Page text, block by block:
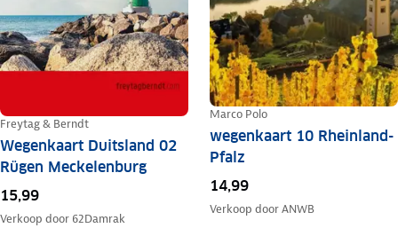
Freytag & Berndt
Wegenkaart Duitsland 02
Rügen Meckelenburg
15,99
Verkoop door 62Damrak
Marco Polo
wegenkaart 10 Rheinland-
Pfalz
14,99
Verkoop doorANWB